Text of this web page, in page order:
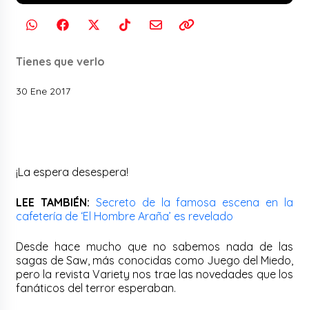
Tienes que verlo
30 Ene 2017
¡La espera desespera!
LEE TAMBIÉN: Secreto de la famosa escena en la
cafetería de ‘El Hombre Araña’ es revelado
Desde hace mucho que no sabemos nada de las
sagas de Saw, más conocidas como Juego del Miedo,
pero la revista Variety nos trae las novedades que los
fanáticos del terror esperaban.